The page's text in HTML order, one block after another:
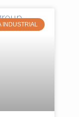
INDUSTRIAL